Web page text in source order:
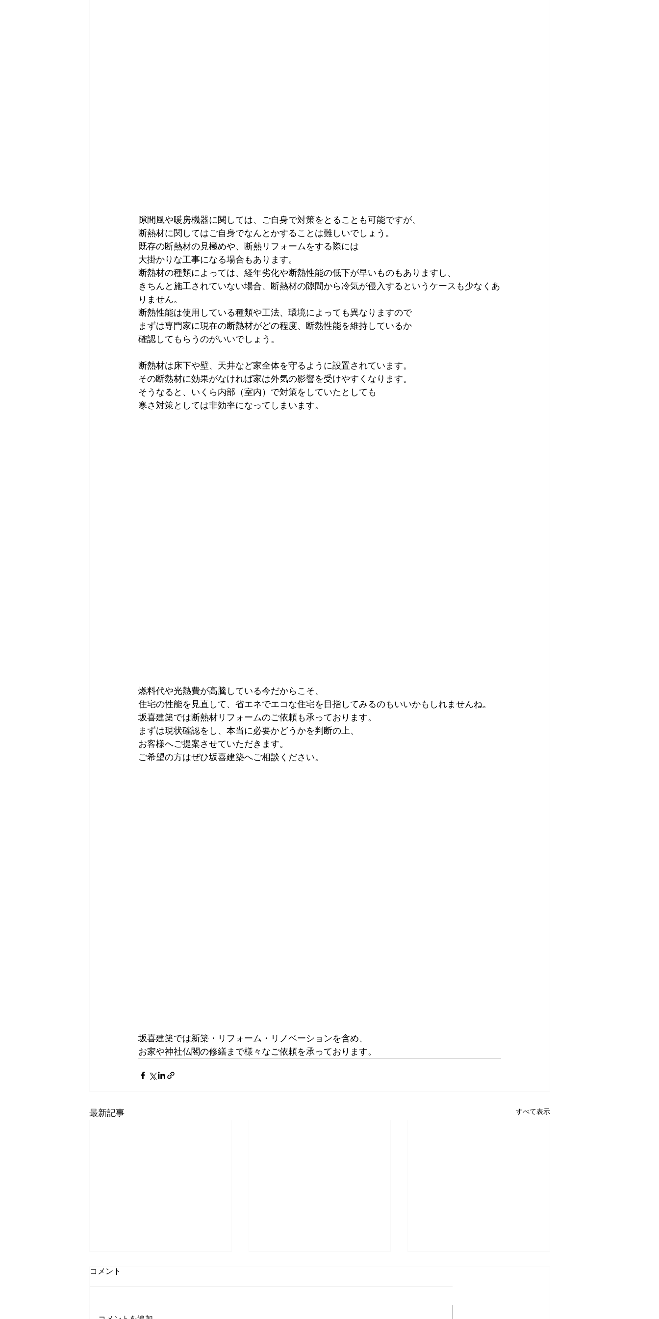
隙間風や暖房機器に関しては、ご自身で対策をとることも可能ですが、
断熱材に関してはご自身でなんとかすることは難しいでしょう。
既存の断熱材の見極めや、断熱リフォームをする際には
大掛かりな工事になる場合もあります。
断熱材の種類によっては、経年劣化や断熱性能の低下が早いものもありますし、
きちんと施工されていない場合、断熱材の隙間から冷気が侵入するというケースも少なくあ
りません。
断熱性能は使用している種類や工法、環境によっても異なりますので
まずは専門家に現在の断熱材がどの程度、断熱性能を維持しているか
確認してもらうのがいいでしょう。
断熱材は床下や壁、天井など家全体を守るように設置されています。
その断熱材に効果がなければ家は外気の影響を受けやすくなります。
そうなると、いくら内部（室内）で対策をしていたとしても
寒さ対策としては非効率になってしまいます。
燃料代や光熱費が高騰している今だからこそ、
住宅の性能を見直して、省エネでエコな住宅を目指してみるのもいいかもしれませんね。
坂喜建築では断熱材リフォームのご依頼も承っております。
まずは現状確認をし、本当に必要かどうかを判断の上、
お客様へご提案させていただきます。
ご希望の方はぜひ坂喜建築へご相談ください。
坂喜建築では新築・リフォーム・リノベーションを含め、
お家や神社仏閣の修繕まで様々なご依頼を承っております。
最新記事 すべて表示
コメント